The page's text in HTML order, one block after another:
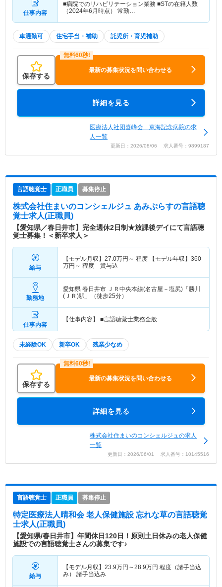
仕事内容
■病院でのリハビリテーション業務 ■STの在籍人数
（2024年6月時点） 常勤…
車通勤可 住宅手当・補助 託児所・育児補助
保存する
最新の募集状況を問い合わせる
詳細を見る
医療法人社団喜峰会 東海記念病院の求
人一覧
更新日：2026/08/06 求人番号：9899187
言語聴覚士 正職員 募集停止
株式会社住まいのコンシェルジュ あみぷらすの言語聴
覚士求人(正職員)
【愛知県／春日井市】完全週休2日制★放課後デイにて言語聴
覚士募集！＜新卒求人＞
給与
【モデル月収】 27.0万円～ 程度 【モデル年収】 360
万円～ 程度 賞与込
勤務地
愛知県 春日井市 ＪＲ中央本線(名古屋－塩尻)「勝川
(ＪＲ)駅」（徒歩25分）
仕事内容
【仕事内容】 ■言語聴覚士業務全般
未経験OK 新卒OK 残業少なめ
保存する
最新の募集状況を問い合わせる
詳細を見る
株式会社住まいのコンシェルジュの求人
一覧
更新日：2026/06/01 求人番号：10145516
言語聴覚士 正職員 募集停止
特定医療法人晴和会 老人保健施設 忘れな草の言語聴覚
士求人(正職員)
【愛知県/春日井市】年間休日120日！原則土日休みの老人保健
施設での言語聴覚士さんの募集です♪
給与
【モデル月収】 23.9万円～28.9万円 程度（諸手当込
み） 諸手当込み